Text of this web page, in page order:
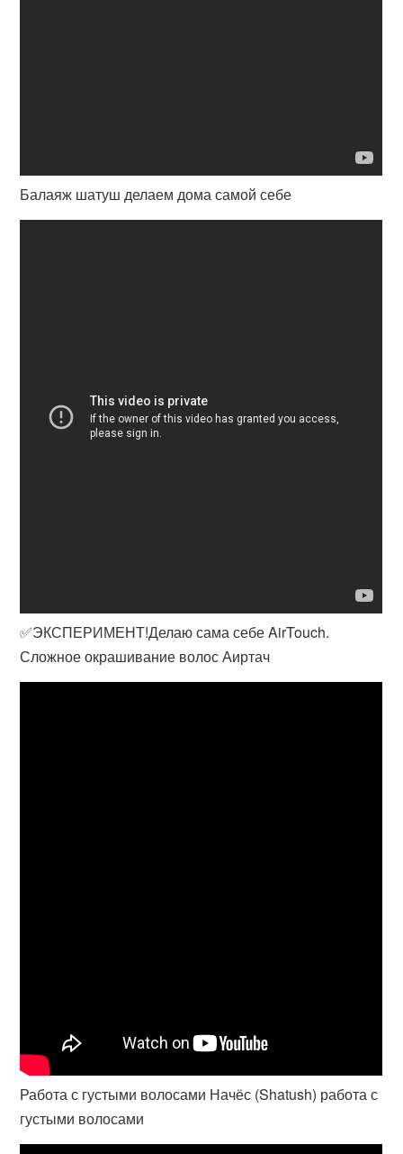
Балаяж шатуш делаем дома самой себе
✅ЭКСПЕРИМЕНТ!Делаю сама себе AirTouch.
Сложное окрашивание волос Аиртач
Работа с густыми волосами Начёс (Shatush) работа с
густыми волосами